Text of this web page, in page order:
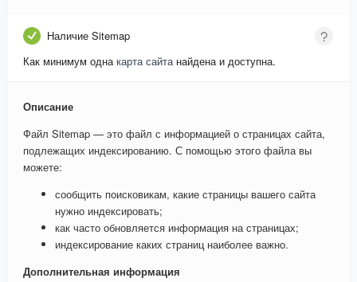
Наличие Sitemap
Как минимум однакарта сайтанайдена и доступна.
Описание
Файл Sitemap — это файл с информацией о страницах сайта,
подлежащих индексированию. С помощью этого файла вы
можете:
сообщить поисковикам, какие страницы вашего сайта
нужно индексировать;
как часто обновляется информация на страницах;
индексирование каких страниц наиболее важно.
Дополнительная информация